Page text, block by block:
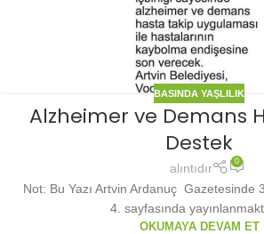
BASINDA YAŞLILIK
Alzheimer ve Demans
Destek
alıntıdır 0
Not: Bu Yazı Artvin Ardanuç Gazetesinde
4. sayfasında
OKUMAYA DEVAM ET